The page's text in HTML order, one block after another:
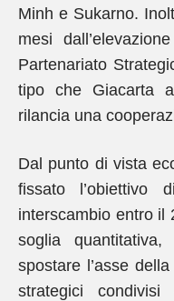
Minh e Sukarno.
mesi
Partenariato
tipo che Giacarta
rilancia una
Dal punto di vista
fissato
interscambio entro il
soglia
spostare l’asse
strategici